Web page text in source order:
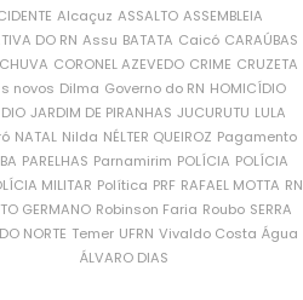
Alcaçuz ASSALTO ASSEMBLEIA
DO RN Assu BATATA Caicó CARAÚBAS
CORONEL AZEVEDO CRIME CRUZETA
novos Dilma Governo do RN HOMICÍDIO
JARDIM DE PIRANHAS JUCURUTU LULA
NATAL Nilda NÉLTER QUEIROZ Pagamento
PARELHAS Parnamirim POLÍCIA POLÍCIA
MILITAR Política PRF RAFAEL MOTTA RN
GERMANO Robinson Faria Roubo SERRA
NORTE Temer UFRN Vivaldo Costa Água
ÁLVARO DIAS